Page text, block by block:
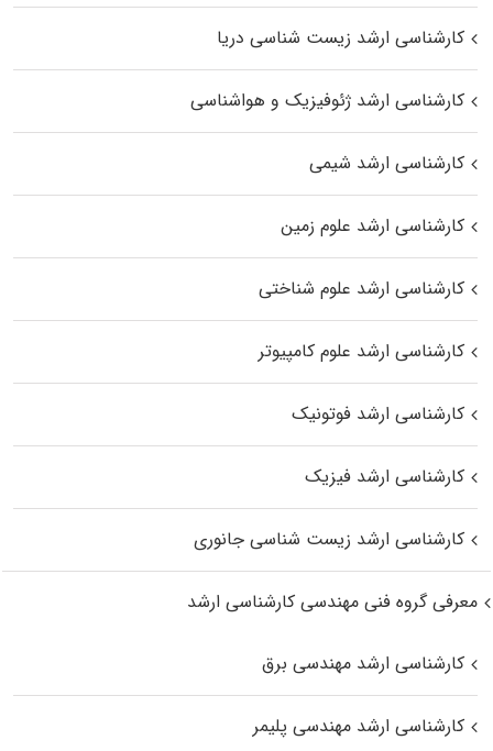
کارشناسی ارشد زیست‌ شناسی دریا
کارشناسی ارشد ژئوفیزیک و هواشناسی
کارشناسی ارشد شیمی
کارشناسی ارشد علوم زمین
کارشناسی ارشد علوم شناختی
کارشناسی ارشد علوم کامپیوتر
کارشناسی ارشد فوتونیک
کارشناسی ارشد فیزیک
کارشناسی ارشد زیست‌ شناسی جانوری
معرفی گروه فنی مهندسی کارشناسی ارشد
کارشناسی ارشد مهندسی برق
کارشناسی ارشد مهندسی پلیمر